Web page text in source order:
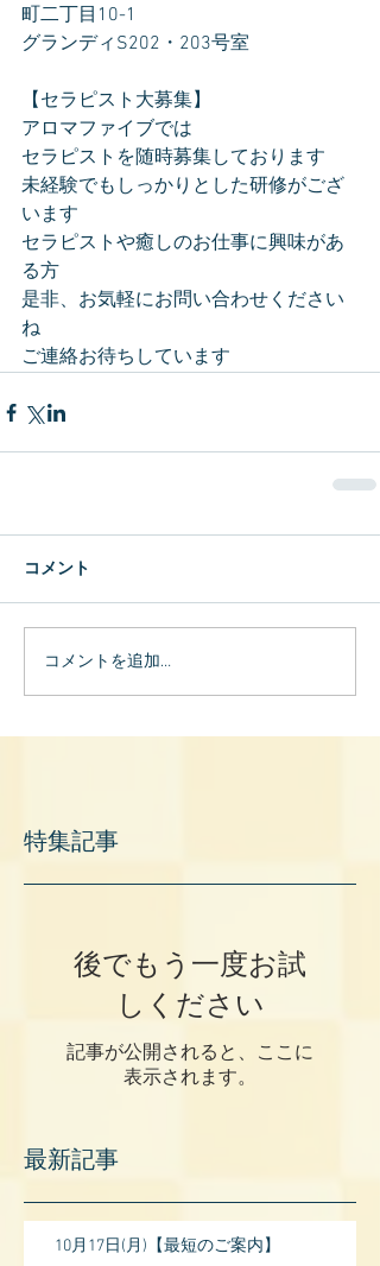
町二丁目10-1
グランディS202・203号室
【セラピスト大募集】
アロマファイブでは
セラピストを随時募集しております
未経験でもしっかりとした研修がござ
います
セラピストや癒しのお仕事に興味があ
る方
是非、お気軽にお問い合わせください
ね
ご連絡お待ちしています
コメント
コメントを追加…
特集記事
後でもう一度お試
しください
記事が公開されると、ここに
表示されます。
最新記事
10月17日(月)【最短のご案内】